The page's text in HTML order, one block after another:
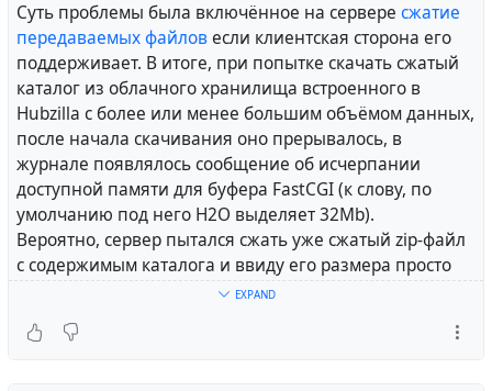
публикаций и, тем более, дискуссионной площадки,
то есть, именно того, для чего и создавались
социальные сети.
При этом вне поля зрения подавляющей части
ищущих альтернативу Facebook по-прежнему
остаются продолжающие набирать популярность
независимые децентрализованные социальные
сети, совокупность которых часто именуют
#Fediverse(англ. federation + universe).
Fediverse в настоящее время представляет собой
практически неподконтрольную правительствам и
могущих сообщаться друг с другом серверов и
Суть проблемы была включённое на сервере сжатие
передаваемых файловесли клиентская сторона его
поддерживает. В итоге, при попытке скачать сжатый
каталог из облачного хранилища встроенного в
Hubzilla с более или менее большим объёмом данных,
после начала скачивания оно прерывалось, в
журнале появлялось сообщение об исчерпании
доступной памяти для буфера FastCGI (к слову, по
умолчанию под него H2O выделяет 32Mb).
Вероятно, сервер пытался сжать уже сжатый zip-файл
с содержимым каталога и ввиду его размера просто
не мог сделать это в выделенном буфере.
по месту, где от него есть смысл, к примеру, на
EXPAND